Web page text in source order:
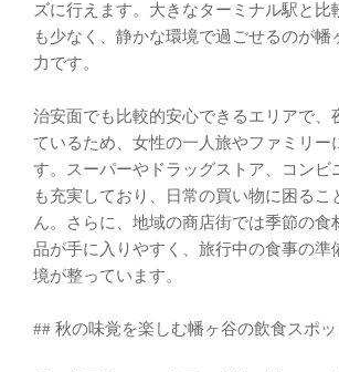
ズに行えます。大きなターミナル駅と比
も少なく、静かな環境で過ごせるのが幡
力です。
治安面でも比較的安心できるエリアで、
ているため、女性の一人旅やファミリー
す。スーパーやドラッグストア、コンビ
も充実しており、日常の買い物に困るこ
ん。さらに、地域の商店街では季節の食
品が手に入りやすく、旅行中の食事の準
境が整っています。
## 秋の味覚を楽しむ幡ヶ谷の飲食スポッ